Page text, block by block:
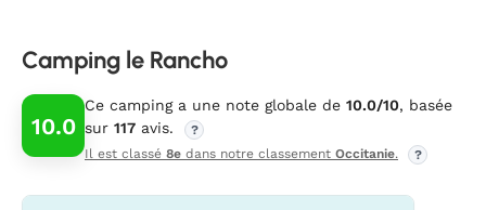
Camping le Rancho
10.0
Ce camping a une note globale de 10.0/10, basée
sur 117 avis.
?
Il est classé 8e dans notre classement Occitanie. ?